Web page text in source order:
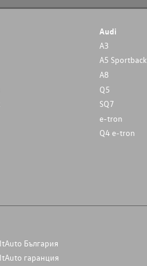
Audi
A3
A5 Sportback
A8
Q5
SQ7
e-tron
Q4 e-tron
България
гаранция